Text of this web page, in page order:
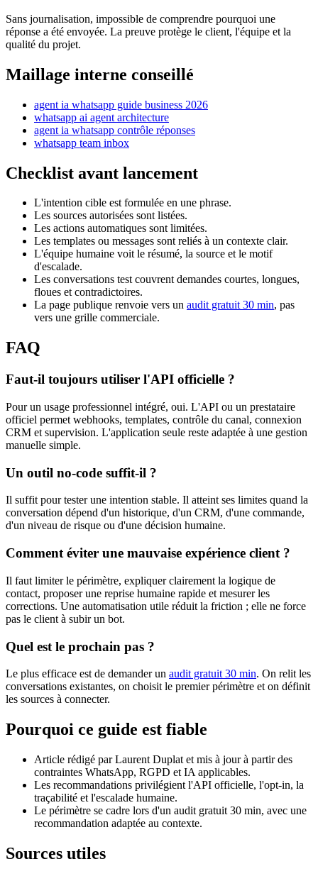
Sans journalisation, impossible de comprendre pourquoi une
réponse a été envoyée. La preuve protège le client, l'équipe et la
qualité du projet.
Maillage interne conseillé
agent ia whatsapp guide business 2026
whatsapp ai agent architecture
agent ia whatsapp contrôle réponses
whatsapp team inbox
Checklist avant lancement
L'intention cible est formulée en une phrase.
Les sources autorisées sont listées.
Les actions automatiques sont limitées.
Les templates ou messages sont reliés à un contexte clair.
L'équipe humaine voit le résumé, la source et le motif
d'escalade.
Les conversations test couvrent demandes courtes, longues,
floues et contradictoires.
La page publique renvoie vers un audit gratuit 30 min, pas
vers une grille commerciale.
FAQ
Faut-il toujours utiliser l'API officielle ?
Pour un usage professionnel intégré, oui. L'API ou un prestataire
officiel permet webhooks, templates, contrôle du canal, connexion
CRM et supervision. L'application seule reste adaptée à une gestion
manuelle simple.
Un outil no-code suffit-il ?
Il suffit pour tester une intention stable. Il atteint ses limites quand la
conversation dépend d'un historique, d'un CRM, d'une commande,
d'un niveau de risque ou d'une décision humaine.
Comment éviter une mauvaise expérience client ?
Il faut limiter le périmètre, expliquer clairement la logique de
contact, proposer une reprise humaine rapide et mesurer les
corrections. Une automatisation utile réduit la friction ; elle ne force
pas le client à subir un bot.
Quel est le prochain pas ?
Le plus efficace est de demander un audit gratuit 30 min. On relit les
conversations existantes, on choisit le premier périmètre et on définit
les sources à connecter.
Pourquoi ce guide est fiable
Article rédigé par Laurent Duplat et mis à jour à partir des
contraintes WhatsApp, RGPD et IA applicables.
Les recommandations privilégient l'API officielle, l'opt-in, la
traçabilité et l'escalade humaine.
Le périmètre se cadre lors d'un audit gratuit 30 min, avec une
recommandation adaptée au contexte.
Sources utiles